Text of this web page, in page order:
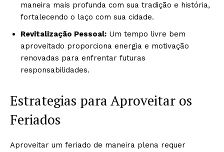
maneira mais profunda com sua tradição e história,
fortalecendo o laço com sua cidade.
Revitalização Pessoal: Um tempo livre bem
aproveitado proporciona energia e motivação
renovadas para enfrentar futuras
responsabilidades.
Estrategias para Aproveitar os
Feriados
Aproveitar um feriado de maneira plena requer